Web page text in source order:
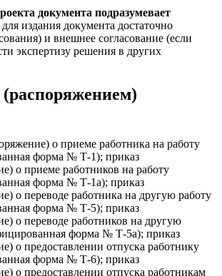
документа подразумевает
издания документа достаточно
и внешнее согласование (если
экспертизу решения в других
о приеме работника на работу
форма № Т-1); приказ
о приеме работников на работу
форма № Т-1а); приказ
о переводе работника на другую работу
форма № Т-5); приказ
о переводе работников на другую
форма № Т-5а); приказ
о предоставлении отпуска работнику
форма № Т-6); приказ
о предоставлении отпуска работникам